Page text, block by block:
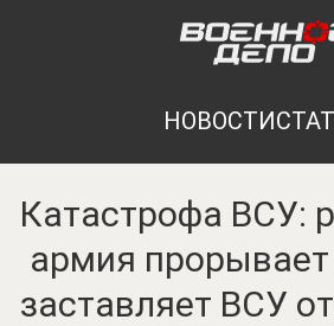
НОВОСТИ
Катастрофа ВСУ:
армия прорывает
заставляет ВСУ